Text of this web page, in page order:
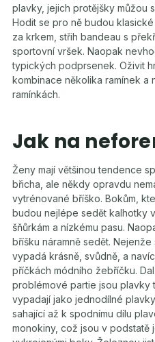
plavky, jejich protějšky můžou
Hodit se pro ně budou
za krkem, střih bandeau s
sportovní vršek. Naopak
typických podprsenek. Oživit
kombinace několika ramínek a
ramínkách.
Jak na
Ženy mají většinou tendence
břicha, ale někdy opravdu
vytrénované bříško. Bokům,
budou nejlépe sedět kalhotky
šňůrkám a nízkému pasu.
bříšku náramně sedět.
vypadá krásně, svůdně, a
příčkách módního žebříčku.
problémové partie jsou plavky
vypadají jako jednodílné
sahající až k spodnímu dílu
monokiny, což jsou v podstatě